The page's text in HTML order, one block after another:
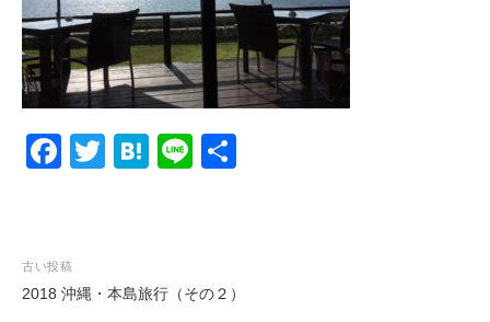
F
e
b
T
H
a
Li
投
稿
古い投稿
2018 沖縄・本島旅行（その２）